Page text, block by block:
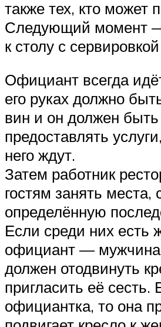
также тех, кто может
Следующий момент
к столу с сервировкой
Официант всегда
его руках должно
вин и он должен быть
предоставлять
него ждут.
Затем работник
гостям занять места,
определённую
Если среди них есть
официант —
должен отодвинуть
пригласить её сесть.
официантка, то она